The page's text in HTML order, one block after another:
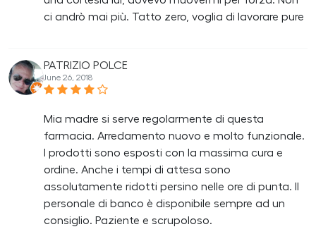
ci andrò mai più. Tatto zero, voglia di lavorare pure
PATRIZIO POLCE
June 26, 2018
Mia madre si serve regolarmente di questa
farmacia. Arredamento nuovo e molto funzionale.
I prodotti sono esposti con la massima cura e
ordine. Anche i tempi di attesa sono
assolutamente ridotti persino nelle ore di punta. Il
personale di banco è disponibile sempre ad un
consiglio. Paziente e scrupoloso.